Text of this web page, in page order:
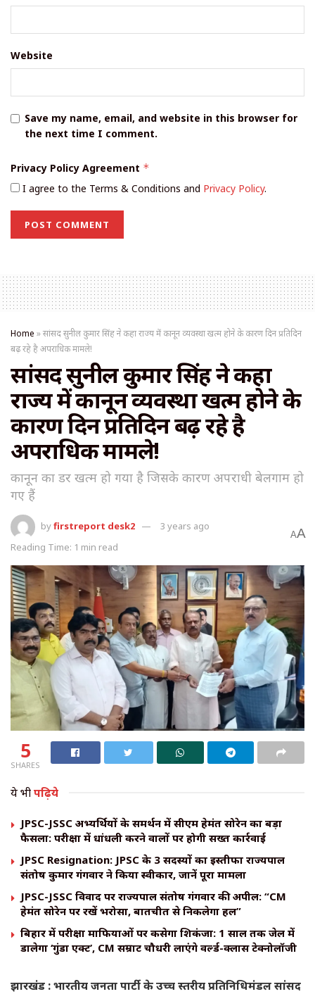
Website
Save my name, email, and website in this browser for
the next time I comment.
Privacy Policy Agreement *
I agree to the Terms & Conditions and Privacy Policy.
Home »सांसद सुनील कुमार सिंह ने कहा राज्य में कानून व्यवस्था खत्म होने के कारण दिन प्रतिदिन
बढ़ रहे है अपराधिक मामले!
सांसद सुनील कुमार सिंह ने कहा
राज्य में कानून व्यवस्था खत्म होने के
कारण दिन प्रतिदिन बढ़ रहे है
अपराधिक मामले!
कानून का डर खत्म हो गया है जिसके कारण अपराधी बेलगाम हो
गए हैं
byfirstreport desk2
3 years ago
Reading Time: 1 min read
AA
5
SHARES
ये भीपढ़िये
JPSC-JSSC अभ्यर्थियों के समर्थन में सीएम हेमंत सोरेन का बड़ा
फैसला: परीक्षा में धांधली करने वालों पर होगी सख्त कार्रवाई
JPSC Resignation: JPSC के 3 सदस्यों का इस्तीफा राज्यपाल
संतोष कुमार गंगवार ने किया स्वीकार, जानें पूरा मामला
JPSC-JSSC विवाद पर राज्यपाल संतोष गंगवार की अपील: “CM
हेमंत सोरेन पर रखें भरोसा, बातचीत से निकलेगा हल”
बिहार में परीक्षा माफियाओं पर कसेगा शिकंजा: 1 साल तक जेल में
डालेगा ‘गुंडा एक्ट’, CM सम्राट चौधरी लाएंगे वर्ल्ड-क्लास टेक्नोलॉजी
झारखंड : भारतीय जनता पार्टी के उच्च स्तरीय प्रतिनिधिमंडल सांसद